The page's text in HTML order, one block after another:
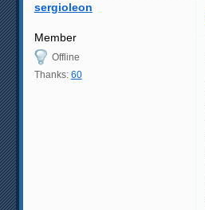
sergioleon
Member
Offline
Thanks: 60